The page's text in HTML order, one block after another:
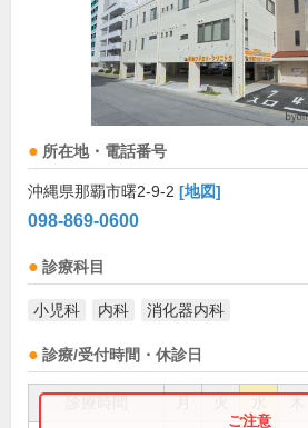
所在地・電話番号
沖縄県那覇市曙2-9-2 [地図]
098-869-0600
診療科目
小児科 内科 消化器内科
診療/受付時間・休診日